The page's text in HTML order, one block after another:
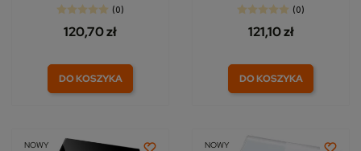
(0)
120,70 zł
DO KOSZYKA
(0)
121,10 zł
DO KOSZYKA
NOWY NOWY